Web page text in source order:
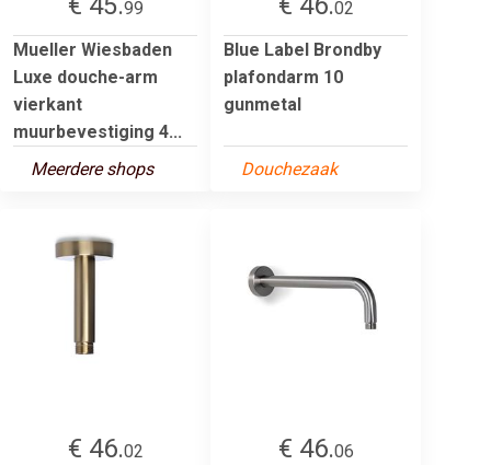
99
Mueller Wiesbaden
Luxe douche-arm
vierkant
muurbevestiging 4...
Meerdere shops
02
Blue Label Brondby
plafondarm 10
gunmetal
Douchezaak
€ 46.02
€ 46.06